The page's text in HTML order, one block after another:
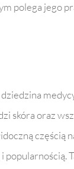
polega jego
skóra oraz
częścią